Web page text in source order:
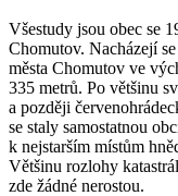
Všestudy jsou obec se
Chomutov. Nacházejí
města Chomutov ve
335 metrů. Po většinu
a později
se staly samostatnou
k nejstarším místům
Většinu rozlohy
zde žádné nerostou.